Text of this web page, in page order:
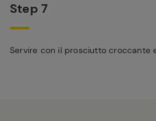
Step 7
Servire con il prosciutto croccante